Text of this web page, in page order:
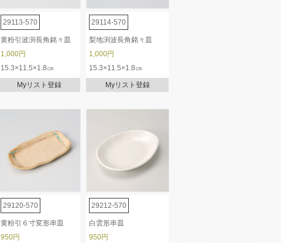
29113-570 29114-570
黄粉引波渕長角銘々皿
梨地渕波長角銘々皿
1,000円
1,000円
15.3×11.5×1.8㎝ 15.3×11.5×1.8㎝
Myリスト登録 Myリスト登録
29120-570 29212-570
黄粉引６寸変形串皿
白雲形串皿
950円
950円